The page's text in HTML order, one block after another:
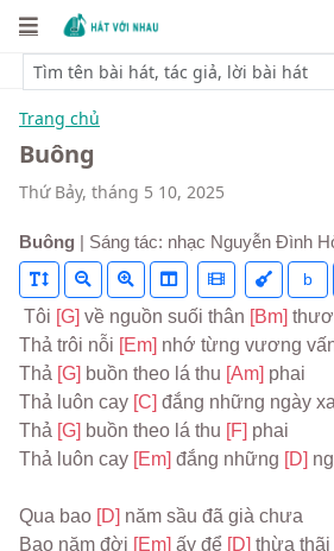
Trang chủ
Buông
Thứ Bảy, tháng 5 10, 2025
Buông | Sáng tác: nhạc Nguyễn Đình
b
Tôi [G] về nguồn suối thân [Bm]
Thả trôi nỗi [Em] nhớ từng vương
Thả [G] buồn theo lá thu [Am] phai
Thả luôn cay [C] đắng những ngày
Thả [G] buồn theo lá thu [F] phai
Thả luôn cay [Em] đắng những [D]
Qua bao [D] năm sầu đã già chưa
Bao năm đời [Em] ấy để [D] thừa thãi